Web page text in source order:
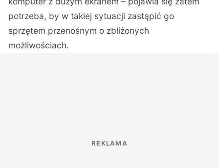
potrzeba, by w takiej sytuacji zastąpić go
sprzętem przenośnym o zbliżonych
możliwościach.